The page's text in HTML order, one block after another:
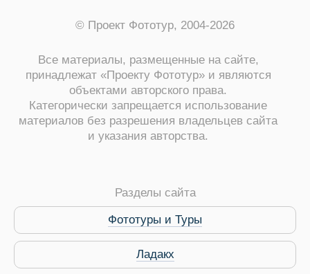
© Проект Фототур, 2004-2026
Все материалы, размещенные на сайте,
принадлежат «Проекту Фототур» и являются
объектами авторского права.
Категорически запрещается использование
материалов без разрешения владельцев сайта
и указания авторства.
Разделы сайта
Фототуры и Туры
Ладакх